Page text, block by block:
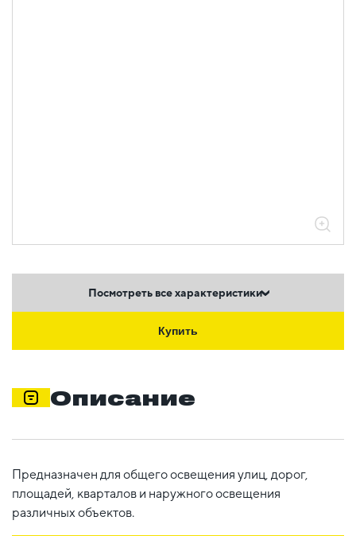
Посмотреть все характеристики
Купить
Описание
Предназначен для общего освещения улиц, дорог,
площадей, кварталов и наружного освещения
различных объектов.